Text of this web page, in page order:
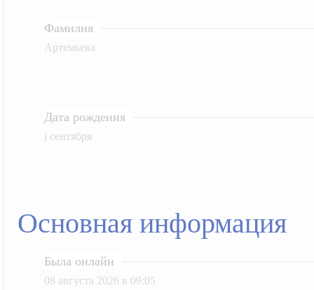
Фамилия
Артемьева
Дата рождения
j сентября
Основная информация
Была онлайн
08 августа 2026 в 09:05